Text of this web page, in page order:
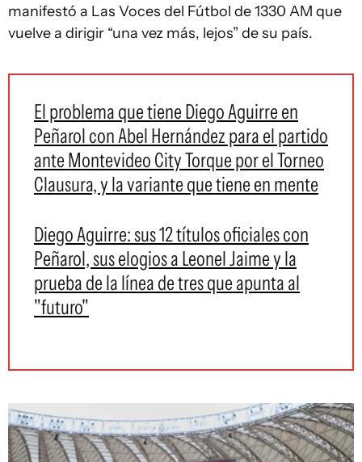
manifestó a Las Voces del Fútbol de 1330 AM que
vuelve a dirigir “una vez más, lejos” de su país.
El problema que tiene Diego Aguirre en
Peñarol con Abel Hernández para el partido
ante Montevideo City Torque por el Torneo
Clausura, y la variante que tiene en mente
Diego Aguirre: sus 12 títulos oficiales con
Peñarol, sus elogios a Leonel Jaime y la
prueba de la línea de tres que apunta al
"futuro"